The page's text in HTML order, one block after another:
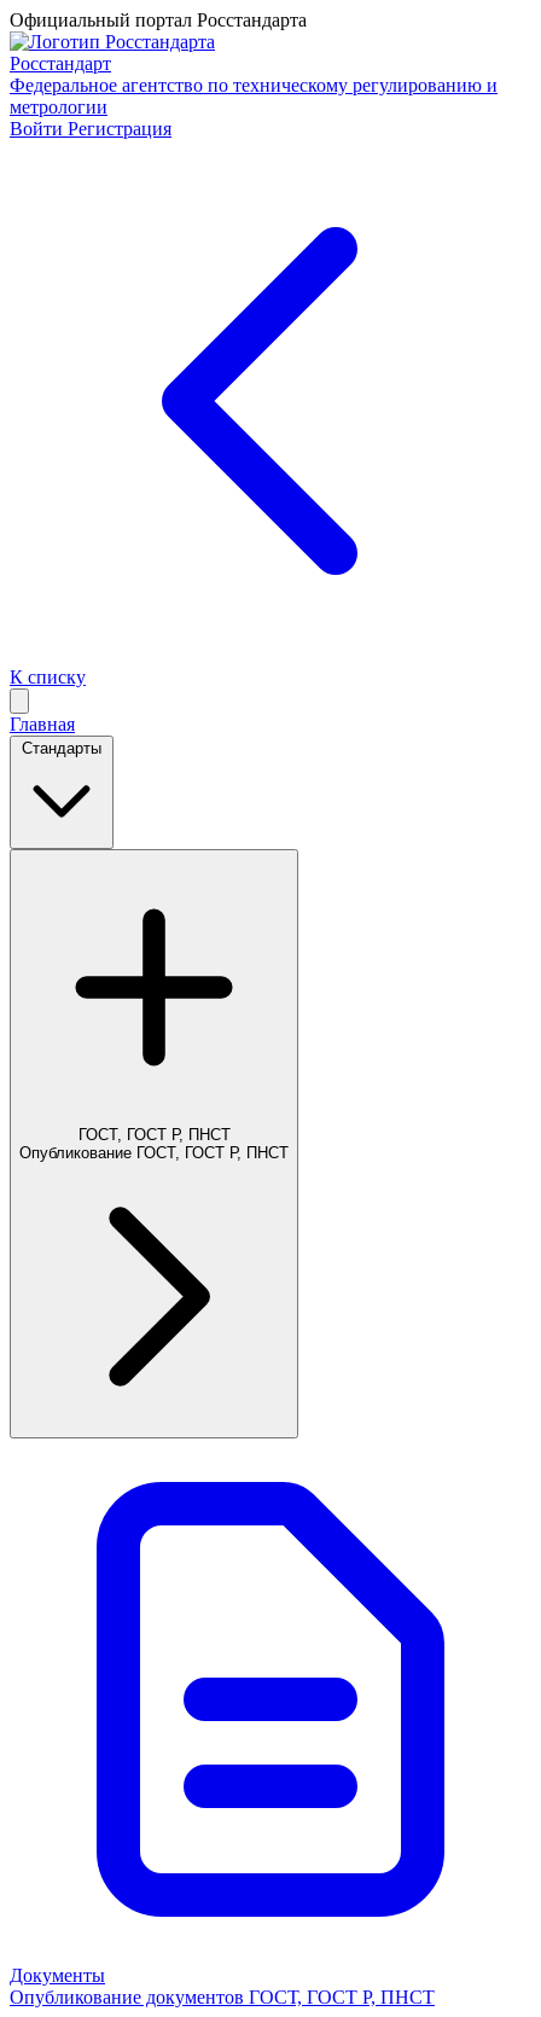
Официальный портал Росстандарта
Росстандарт
Федеральное агентство по техническому регулированию и
метрологии
Войти Регистрация
К списку
Главная
Стандарты
ГОСТ, ГОСТ Р, ПНСТ
Опубликование ГОСТ, ГОСТ Р, ПНСТ
Документы
Опубликование документов ГОСТ, ГОСТ Р, ПНСТ